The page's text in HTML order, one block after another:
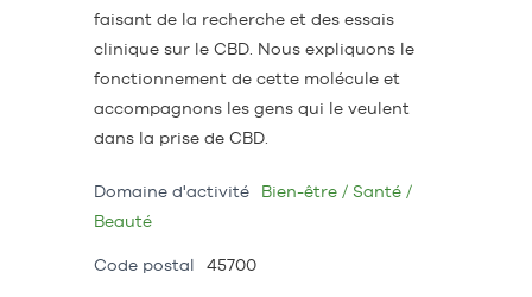
faisant de la recherche et des essais
clinique sur le CBD. Nous expliquons le
fonctionnement de cette molécule et
accompagnons les gens qui le veulent
dans la prise de CBD.
Domaine d'activité
Bien-être / Santé /
Beauté
Code postal 45700